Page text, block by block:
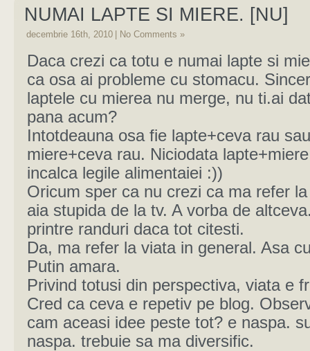
NUMAI LAPTE SI MIERE. [NU]
decembrie 16th, 2010 No Comments »
Daca crezi ca totu e numai lapte si
ca osa ai probleme cu stomacu.
laptele cu mierea nu merge, nu ti.ai
pana acum?
Intotdeauna osa fie lapte+ceva rau sau
miere+ceva rau. Niciodata
incalca legile alimentaiei :))
Oricum sper ca nu crezi ca ma refer
aia stupida de la tv. A vorba de
printre randuri daca tot citesti.
Da, ma refer la viata in general. Asa
Putin amara.
Privind totusi din perspectiva, viata e
Cred ca ceva e repetiv pe blog.
cam aceasi idee peste tot? e naspa.
naspa. trebuie sa ma diversific.